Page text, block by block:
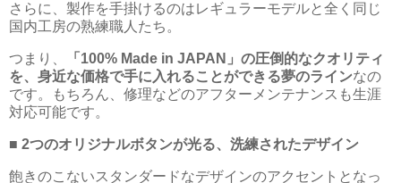
さらに、製作を手掛けるのはレギュラーモデルと全く同じ
国内工房の熟練職人たち。
つまり、
「100% Made in JAPAN」の圧倒的なクオリティ
を、身近な価格で手に入れることができる夢のラインなの
です。もちろん、修理などのアフターメンテナンスも生涯
対応可能です。
■ 2つのオリジナルボタンが光る、洗練されたデザイン
飽きのこないスタンダードなデザインのアクセントとなっ